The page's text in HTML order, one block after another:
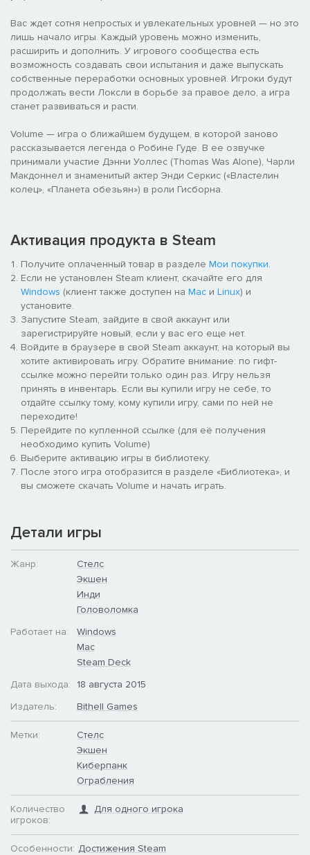
Вас ждет сотня непростых и увлекательных уровней — но это
лишь начало игры. Каждый уровень можно изменить,
расширить и дополнить. У игрового сообщества есть
возможность создавать свои испытания и даже выпускать
собственные переработки основных уровней. Игроки будут
продолжать вести Локсли в борьбе за правое дело, а игра
станет развиваться и расти.
Volume — игра о ближайшем будущем, в которой заново
рассказывается легенда о Робине Гуде. В ее озвучке
принимали участие Дэнни Уоллес (Thomas Was Alone), Чарли
Макдоннел и знаменитый актер Энди Серкис («Властелин
колец», «Планета обезьян») в роли Гисборна.
Активация продукта в Steam
Получите оплаченный товар в разделе Мои покупки.
Если не установлен Steam клиент, скачайте его для
Windows (клиент также доступен на Mac и Linux) и
установите.
Запустите Steam, зайдите в свой аккаунт или
зарегистрируйте новый, если у вас его еще нет.
Войдите в браузере в свой Steam аккаунт, на который вы
хотите активировать игру. Обратите внимание: по гифт-
ссылке можно перейти только один раз. Игру нельзя
принять в инвентарь. Если вы купили игру не себе, то
отдайте ссылку тому, кому купили игру, сами по ней не
переходите!
Перейдите по купленной ссылке (для её получения
необходимо купить Volume)
Выберите активацию игры в библиотеку.
После этого игра отобразится в разделе «Библиотека», и
вы сможете скачать Volume и начать играть.
Детали игры
Жанр:
Стелс
Экшен
Инди
Головоломка
Работает на:
Windows
Mac
Steam Deck
Дата выхода:
18 августа 2015
Издатель:
Bithell Games
Метки:
Стелс
Экшен
Киберпанк
Ограбления
Количество
игроков:
Для одного игрока
Особенности: Достижения Steam